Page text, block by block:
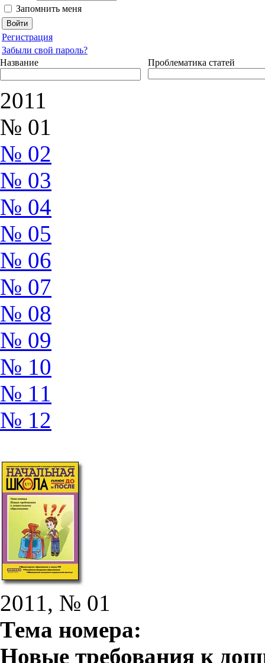
Запомнить меня
Регистрация
Забыли свой пароль?
Название
Проблематика статей
2011
№ 01
№ 02
№ 03
№ 04
№ 05
№ 06
№ 07
№ 08
№ 09
№ 10
№ 11
№ 12
2011, № 01
Тема номера:
Новые требования к